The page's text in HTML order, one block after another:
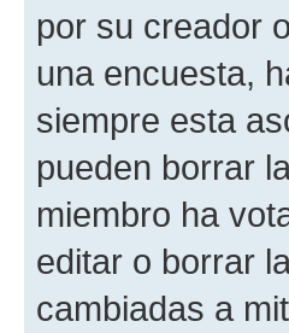
por su creador
una encuesta,
siempre esta
pueden borrar
miembro ha
editar o borrar
cambiadas a